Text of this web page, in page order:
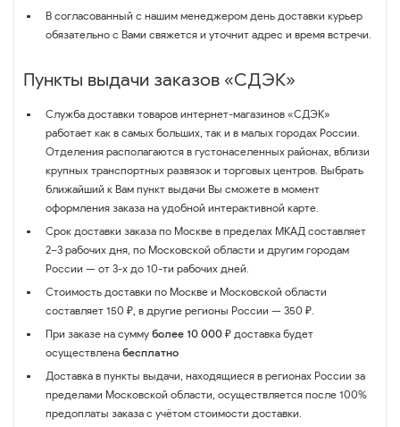
В согласованный с нашим менеджером день доставки курьер
обязательно с Вами свяжется и уточнит адрес и время встречи.
Пункты выдачи заказов «СДЭК»
Служба доставки товаров интернет-магазинов «СДЭК»
работает как в самых больших, так и в малых городах России.
Отделения располагаются в густонаселенных районах, вблизи
крупных транспортных развязок и торговых центров. Выбрать
ближайший к Вам пункт выдачи Вы сможете в момент
оформления заказа на удобной интерактивной карте.
Срок доставки заказа по Москве в пределах МКАД составляет
2–3 рабочих дня, по Московской области и другим городам
России — от 3-х до 10-ти рабочих дней.
Стоимость доставки по Москве и Московской области
составляет 150 ₽, в другие регионы России — 350 ₽.
При заказе на сумму более 10 000 ₽ доставка будет
осуществлена бесплатно
Доставка в пункты выдачи, находящиеся в регионах России за
пределами Московской области, осуществляется после 100%
предоплаты заказа с учётом стоимости доставки.